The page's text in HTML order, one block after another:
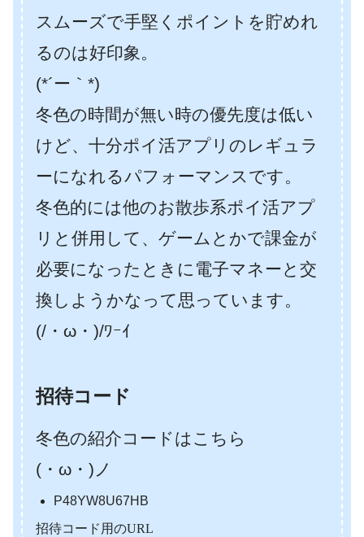
スムーズで手堅くポイントを貯めれ
るのは好印象。
(*´ー｀*)
冬色の時間が無い時の優先度は低い
けど、十分ポイ活アプリのレギュラ
ーになれるパフォーマンスです。
冬色的には他のお散歩系ポイ活アプ
リと併用して、ゲームとかで課金が
必要になったときに電子マネーと交
換しようかなって思っています。
(/・ω・)/ﾜｰｲ
招待コード
冬色の紹介コードはこちら
(・ω・)ノ
P48YW8U67HB
招待コード用のURL